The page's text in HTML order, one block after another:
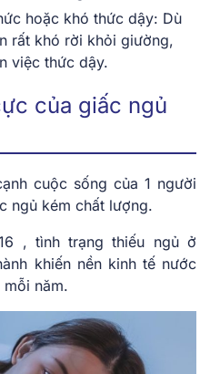
hoặc khó thức dậy: Dù
rất khó rời khỏi giường,
việc thức dậy.
của giấc ngủ
cuộc sống của 1 người
ngủ kém chất lượng.
, tình trạng thiếu ngủ ở
khiến nền kinh tế nước
mỗi năm.